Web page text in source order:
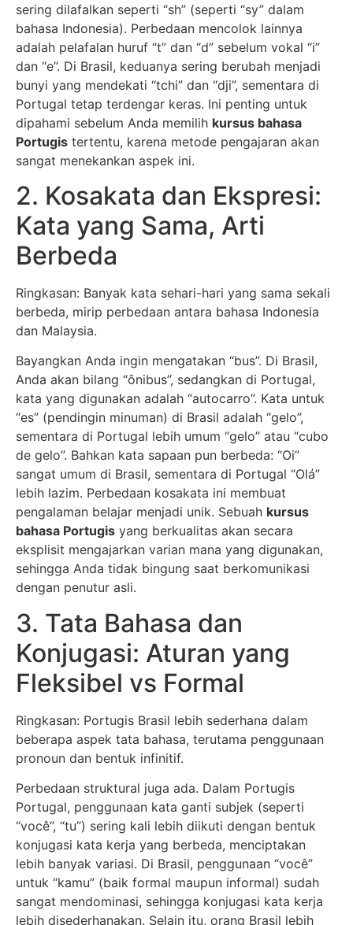
sering dilafalkan seperti “sh” (seperti “sy” dalam
bahasa Indonesia). Perbedaan mencolok lainnya
adalah pelafalan huruf “t” dan “d” sebelum vokal “i”
dan “e”. Di Brasil, keduanya sering berubah menjadi
bunyi yang mendekati “tchi” dan “dji”, sementara di
Portugal tetap terdengar keras. Ini penting untuk
dipahami sebelum Anda memilih kursus bahasa
Portugis tertentu, karena metode pengajaran akan
sangat menekankan aspek ini.
2. Kosakata dan Ekspresi:
Kata yang Sama, Arti
Berbeda
Ringkasan: Banyak kata sehari-hari yang sama sekali
berbeda, mirip perbedaan antara bahasa Indonesia
dan Malaysia.
Bayangkan Anda ingin mengatakan “bus”. Di Brasil,
Anda akan bilang “ônibus”, sedangkan di Portugal,
kata yang digunakan adalah “autocarro”. Kata untuk
“es” (pendingin minuman) di Brasil adalah “gelo”,
sementara di Portugal lebih umum “gelo” atau “cubo
de gelo”. Bahkan kata sapaan pun berbeda: “Oi”
sangat umum di Brasil, sementara di Portugal “Olá”
lebih lazim. Perbedaan kosakata ini membuat
pengalaman belajar menjadi unik. Sebuah kursus
bahasa Portugis yang berkualitas akan secara
eksplisit mengajarkan varian mana yang digunakan,
sehingga Anda tidak bingung saat berkomunikasi
dengan penutur asli.
3. Tata Bahasa dan
Konjugasi: Aturan yang
Fleksibel vs Formal
Ringkasan: Portugis Brasil lebih sederhana dalam
beberapa aspek tata bahasa, terutama penggunaan
pronoun dan bentuk infinitif.
Perbedaan struktural juga ada. Dalam Portugis
Portugal, penggunaan kata ganti subjek (seperti
“você”, “tu”) sering kali lebih diikuti dengan bentuk
konjugasi kata kerja yang berbeda, menciptakan
lebih banyak variasi. Di Brasil, penggunaan “você”
untuk “kamu” (baik formal maupun informal) sudah
sangat mendominasi, sehingga konjugasi kata kerja
lebih disederhanakan. Selain itu, orang Brasil lebih